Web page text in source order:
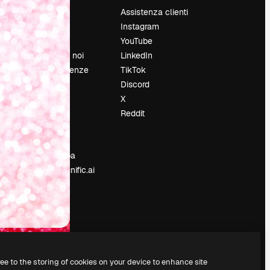
Prezzi
Chi siamo
Recensioni
Lavora con noi
Cerca tendenze
Blog
Eventi
Slidesgo
Vendi i tuoi
contenuti
Sala stampa
Cerchi magnific.ai
Assistenza clienti
Instagram
YouTube
LinkedIn
TikTok
Discord
X
Reddit
to the storing of cookies on your device to enhance site